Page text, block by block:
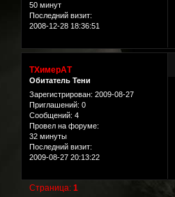
50 минут
Последний визит:
2008-12-28 18:36:51
TХимерАT
Обитатель Тени
Зарегистрирован: 2009-08-27
Приглашений: 0
Сообщений: 4
Провел на форуме:
32 минуты
Последний визит:
2009-08-27 20:13:22
Страница:1